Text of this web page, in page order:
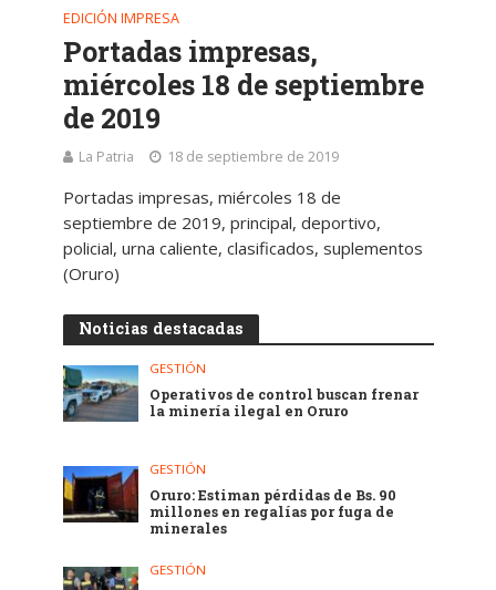
EDICIÓN IMPRESA
Portadas impresas,
miércoles 18 de septiembre
de 2019
La Patria 18 de septiembre de 2019
Portadas impresas, miércoles 18 de
septiembre de 2019, principal, deportivo,
policial, urna caliente, clasificados, suplementos
(Oruro)
Noticias destacadas
GESTIÓN
Operativos de control buscan frenar
la minería ilegal en Oruro
GESTIÓN
Oruro: Estiman pérdidas de Bs. 90
millones en regalías por fuga de
minerales
GESTIÓN